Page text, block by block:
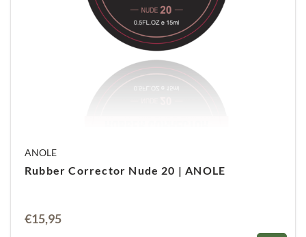
ANOLE
Rubber Corrector Nude 20 | ANOLE
€15,95